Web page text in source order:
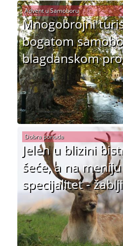
Mnogobrojni
bogatom
blagdanskom
Advent u Samoboru
Jelen u blizini
šeće, a na meniju
specijalitet -
Dobra ponuda